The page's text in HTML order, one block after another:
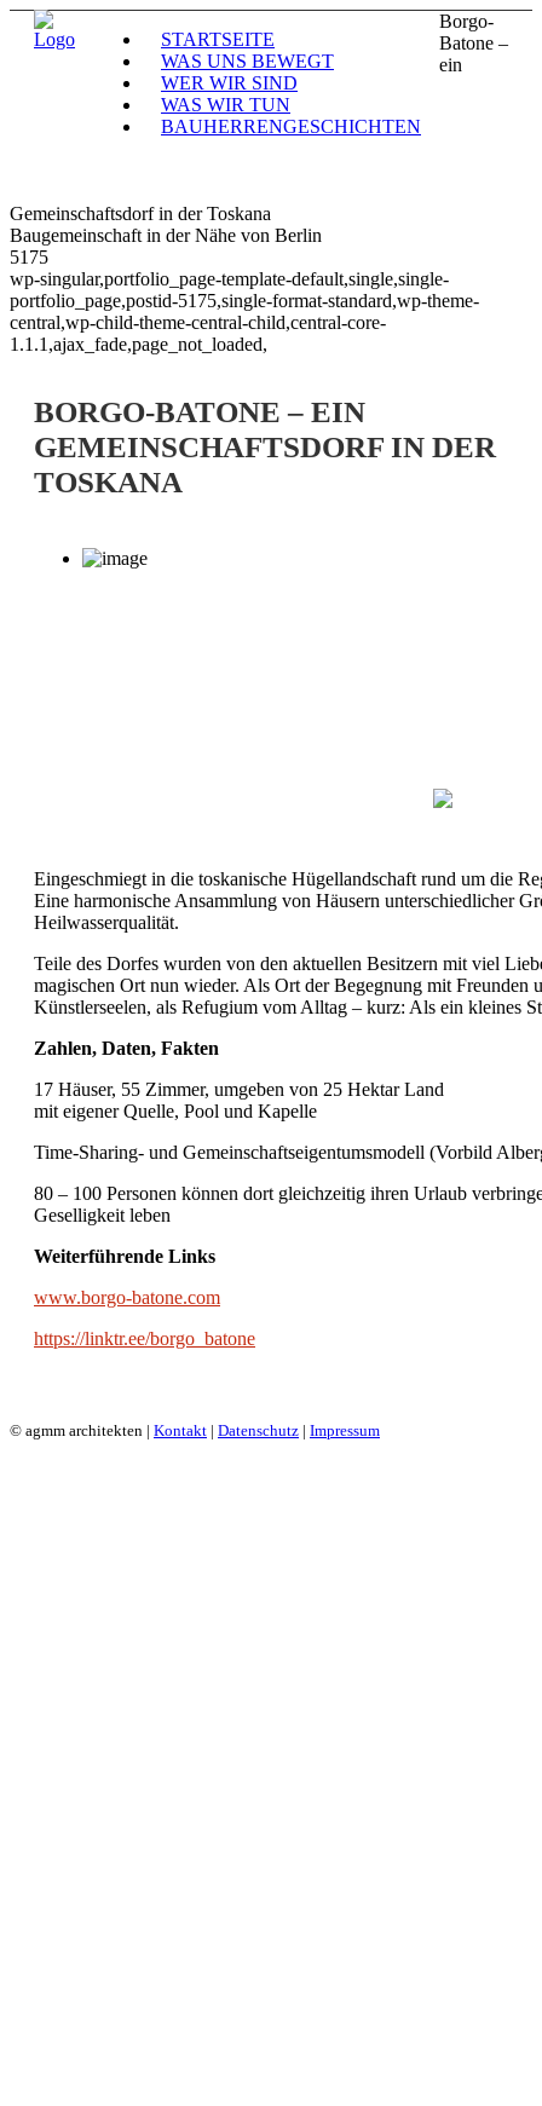
STARTSEITE
WAS UNS BEWEGT
WER WIR SIND
WAS WIR TUN
BAUHERRENGESCHICHTEN
Borgo-
Batone –
ein
Gemeinschaftsdorf in der Toskana
Baugemeinschaft in der Nähe von Berlin
5175
wp-singular,portfolio_page-template-default,single,single-
portfolio_page,postid-5175,single-format-standard,wp-theme-
central,wp-child-theme-central-child,central-core-
1.1.1,ajax_fade,page_not_loaded,
BORGO-BATONE – EIN
GEMEINSCHAFTSDORF IN DER
TOSKANA
Eingeschmiegt in die toskanische Hügellandschaft rund um die
Eine harmonische Ansammlung von Häusern unterschiedlicher
Heilwasserqualität.
Teile des Dorfes wurden von den aktuellen Besitzern mit viel
magischen Ort nun wieder. Als Ort der Begegnung mit
Künstlerseelen, als Refugium vom Alltag – kurz: Als ein kleines
Zahlen, Daten, Fakten
17 Häuser, 55 Zimmer, umgeben von 25 Hektar Land
mit eigener Quelle, Pool und Kapelle
Time-Sharing- und Gemeinschaftseigentumsmodell (Vorbild
80 – 100 Personen können dort gleichzeitig ihren Urlaub
Geselligkeit leben
Weiterführende Links
www.borgo-batone.com
https://linktr.ee/borgo_batone
© agmm architekten | Kontakt | Datenschutz | Impressum